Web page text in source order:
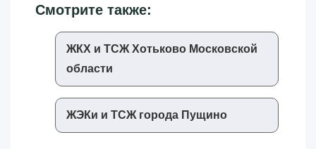
Смотрите также:
ЖКХ и ТСЖ Хотьково Московской
области
ЖЭКи и ТСЖ города Пущино